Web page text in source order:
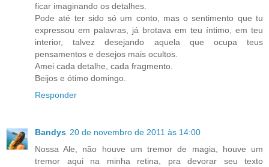
ficar imaginando os detalhes.
Pode até ter sido só um conto, mas o sentimento que tu
expressou em palavras, já brotava em teu íntimo, em teu
interior, talvez desejando aquela que ocupa teus
pensamentos e desejos mais ocultos.
Amei cada detalhe, cada fragmento.
Beijos e ótimo domingo.
Responder
Bandys 20 de novembro de 2011 às 14:00
Nossa Ale, não houve um tremor de magia, houve um
tremor aqui na minha retina, pra devorar seu texto